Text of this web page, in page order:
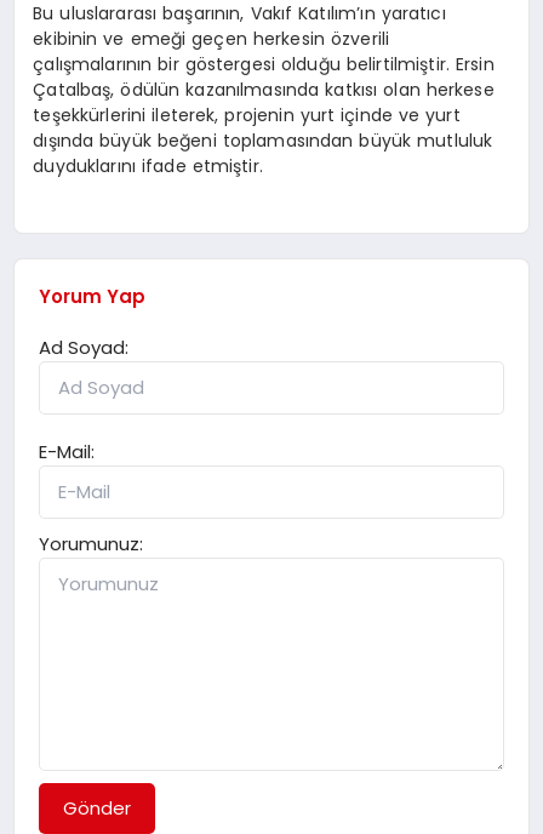
Bu uluslararası başarının, Vakıf Katılım’ın yaratıcı
ekibinin ve emeği geçen herkesin özverili
çalışmalarının bir göstergesi olduğu belirtilmiştir. Ersin
Çatalbaş, ödülün kazanılmasında katkısı olan herkese
teşekkürlerini ileterek, projenin yurt içinde ve yurt
dışında büyük beğeni toplamasından büyük mutluluk
duyduklarını ifade etmiştir.
Yorum Yap
Ad Soyad:
E-Mail:
Yorumunuz:
Gönder